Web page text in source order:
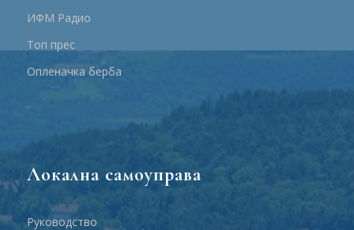
ИФМ Радио
Топ прес
Опленачка берба
Локална самоуправа
Руководство